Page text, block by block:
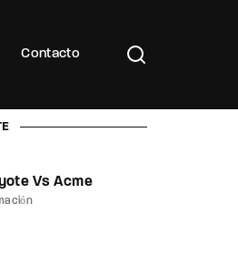
Contacto
Vs Acme